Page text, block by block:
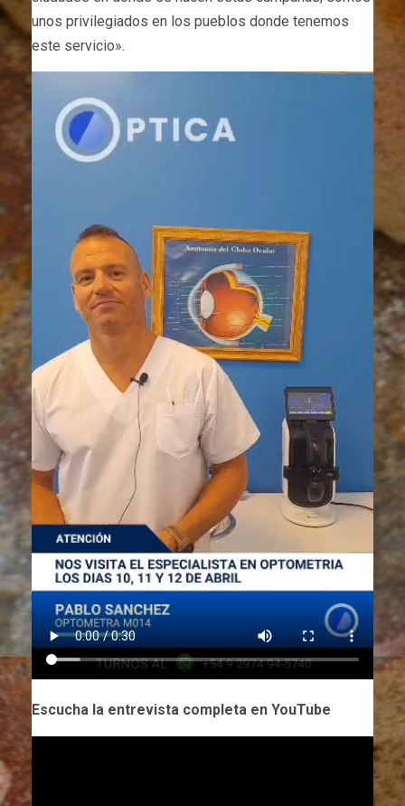
unos privilegiados en los pueblos donde tenemos
este servicio».
Escucha la entrevista completa en YouTube